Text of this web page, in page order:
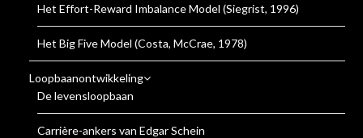
Het Effort-Reward Imbalance Model (Siegrist, 1996)
Het Big Five Model (Costa, McCrae, 1978)
Loopbaanontwikkeling
De levensloopbaan
Carrière-ankers van Edgar Schein